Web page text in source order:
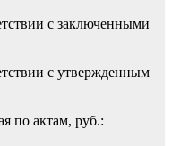
с заключенными
с утвержденным
по актам, руб.: